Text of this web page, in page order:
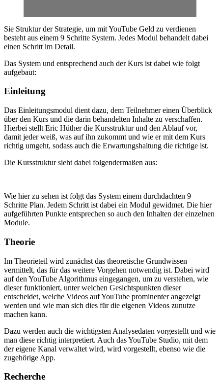
Sie Struktur der Strategie, um mit YouTube Geld zu verdienen
besteht aus einem 9 Schritte System. Jedes Modul behandelt dabei
einen Schritt im Detail.
Das System und entsprechend auch der Kurs ist dabei wie folgt
aufgebaut:
Einleitung
Das Einleitungsmodul dient dazu, dem Teilnehmer einen Überblick
über den Kurs und die darin behandelten Inhalte zu verschaffen.
Hierbei stellt Eric Hüther die Kursstruktur und den Ablauf vor,
damit jeder weiß, was auf ihn zukommt und wie er mit dem Kurs
richtig umgeht, sodass auch die Erwartungshaltung die richtige ist.
Die Kursstruktur sieht dabei folgendermaßen aus:
Wie hier zu sehen ist folgt das System einem durchdachten 9
Schritte Plan. Jedem Schritt ist dabei ein Modul gewidmet. Die hier
aufgeführten Punkte entsprechen so auch den Inhalten der einzelnen
Module.
Theorie
Im Theorieteil wird zunächst das theoretische Grundwissen
vermittelt, das für das weitere Vorgehen notwendig ist. Dabei wird
auf den YouTube Algorithmus eingegangen, um zu verstehen, wie
dieser funktioniert, unter welchen Gesichtspunkten dieser
entscheidet, welche Videos auf YouTube prominenter angezeigt
werden und wie man sich dies für die eigenen Videos zunutze
machen kann.
Dazu werden auch die wichtigsten Analysedaten vorgestellt und wie
man diese richtig interpretiert. Auch das YouTube Studio, mit dem
der eigene Kanal verwaltet wird, wird vorgestellt, ebenso wie die
zugehörige App.
Recherche